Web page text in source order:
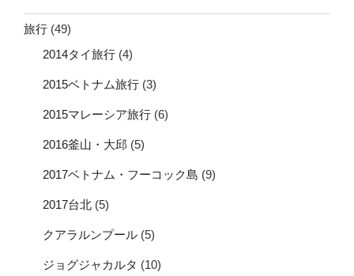
旅行 (49)
2014タイ旅行 (4)
2015ベトナム旅行 (3)
2015マレーシア旅行 (6)
2016釜山・大邱 (5)
2017ベトナム・フーコック島 (9)
2017台北 (5)
クアラルンプール (5)
ジョグジャカルタ (10)